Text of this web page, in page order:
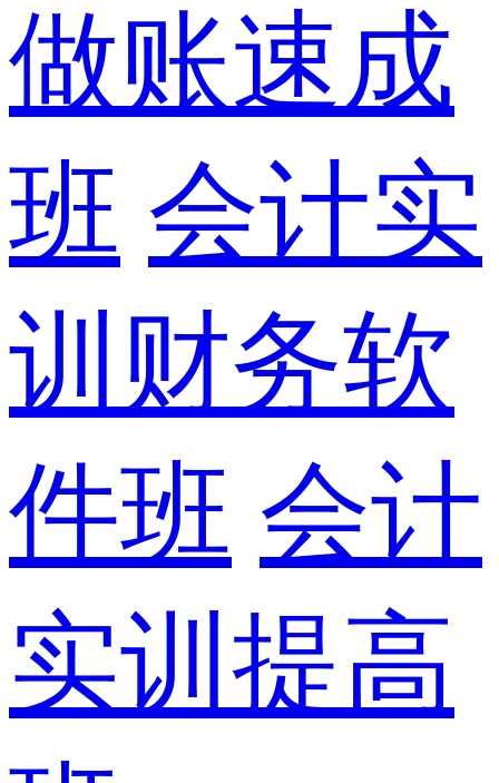
做账速成
班 会计实
训财务软
件班 会计
实训提高